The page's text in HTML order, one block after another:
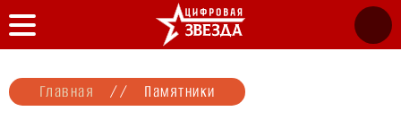
Главная // Памятники